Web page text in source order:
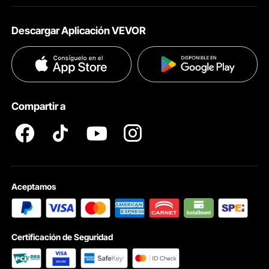
Ayuda & FAQs
Términos & Condiciones
Políticas de Privacidad
Descargar Aplicación VEVOR
Compartir a
Aceptamos
Certificación de Seguridad